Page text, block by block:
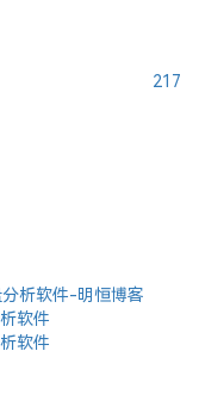
217
软件
软件